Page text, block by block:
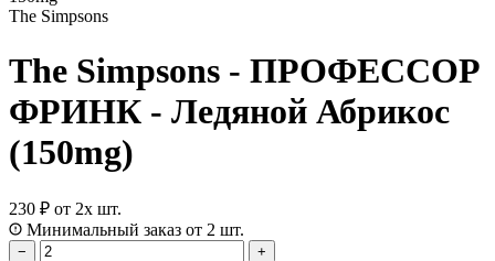
The Simpsons
The Simpsons - ПРОФЕССОР
ФРИНК - Ледяной Абрикос
(150mg)
230 ₽ от 2х шт.
Минимальный заказ от 2 шт.
−
+